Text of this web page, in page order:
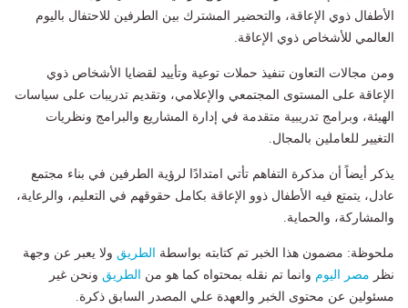
الأطفال ذوي الإعاقة، والتحضير المشترك بين الطرفين للاحتفال باليوم
العالمي للأشخاص ذوي الإعاقة.
ومن مجالات التعاون تنفيذ حملات توعية وتأييد لقضايا الأشخاص ذوي
الإعاقة على المستوى المجتمعي والإعلامي، وتقديم تدريبات على سياسات
الهيئة، وبرامج تدريبية متقدمة في إدارة المشاريع والبرامج ونظريات
التغيير للعاملين بالمجال.
يذكر أيضاً أن مذكرة التفاهم تأتي امتدادًا لرؤية الطرفين في بناء مجتمع
عادل، يتمتع فيه الأطفال ذوو الإعاقة بكامل حقوقهم في التعليم، والرعاية،
والمشاركة، والحماية.
ملحوظة: مضمون هذا الخبر تم كتابته بواسطة الطريق ولا يعبر عن وجهة
نظر مصر اليوم وانما تم نقله بمحتواه كما هو من الطريق ونحن غير
مسئولين عن محتوى الخبر والعهدة علي المصدر السابق ذكرة.